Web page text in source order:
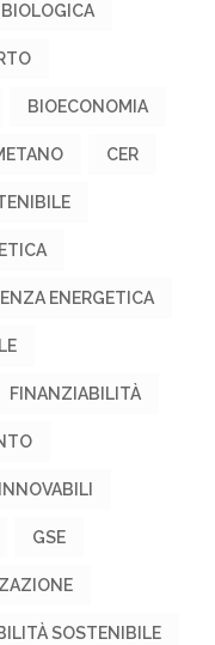
BIOECONOMIA
CER
ENERGETICA
FINANZIABILITÀ
GSE
SOSTENIBILE